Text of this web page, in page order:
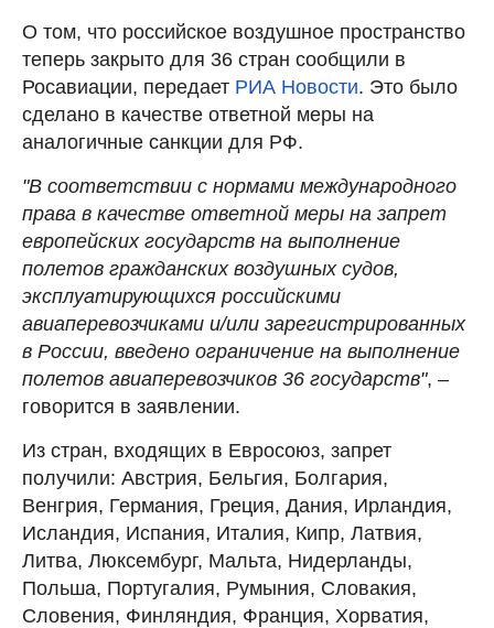
О том, что российское воздушное пространство
теперь закрыто для 36 стран сообщили в
Росавиации, передает РИА Новости. Это было
сделано в качестве ответной меры на
аналогичные санкции для РФ.
"В соответствии с нормами международного
права в качестве ответной меры на запрет
европейских государств на выполнение
полетов гражданских воздушных судов,
эксплуатирующихся российскими
авиаперевозчиками и/или зарегистрированных
в России, введено ограничение на выполнение
полетов авиаперевозчиков 36 государств", –
говорится в заявлении.
Из стран, входящих в Евросоюз, запрет
получили: Австрия, Бельгия, Болгария,
Венгрия, Германия, Греция, Дания, Ирландия,
Исландия, Испания, Италия, Кипр, Латвия,
Литва, Люксембург, Мальта, Нидерланды,
Польша, Португалия, Румыния, Словакия,
Словения, Финляндия, Франция, Хорватия,